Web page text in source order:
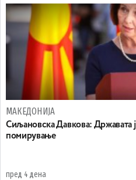
МАКЕДОНИЈА
Сиљановска Давкова: Државата
помирување
пред 4 дена